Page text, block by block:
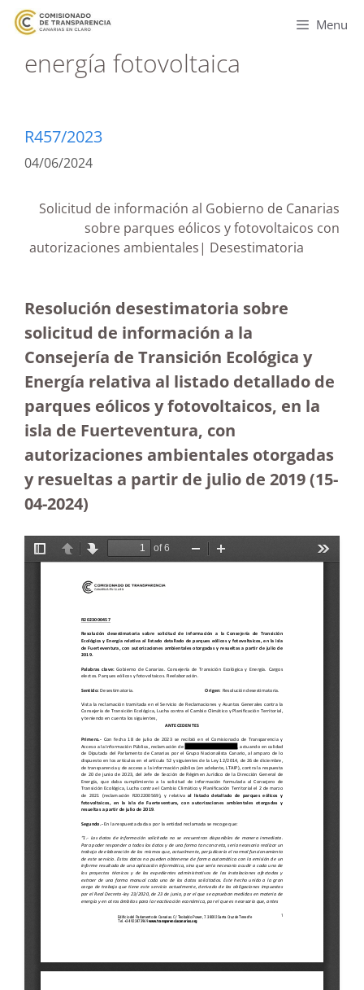
Menu
energía fotovoltaica
R457/2023
04/06/2024
Solicitud de información al Gobierno de Canarias
sobre parques eólicos y fotovoltaicos con
autorizaciones ambientales| Desestimatoria
Resolución desestimatoria sobre
solicitud de información a la
Consejería de Transición Ecológica y
Energía relativa al listado detallado de
parques eólicos y fotovoltaicos, en la
isla de Fuerteventura, con
autorizaciones ambientales otorgadas
y resueltas a partir de julio de 2019(15-
04-2024)